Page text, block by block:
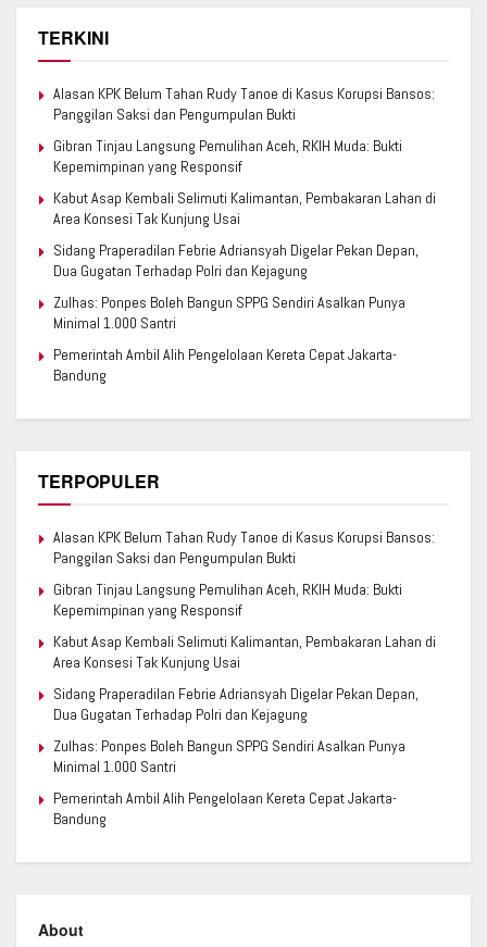
TERKINI
Alasan KPK Belum Tahan Rudy Tanoe di Kasus Korupsi Bansos:
Panggilan Saksi dan Pengumpulan Bukti
Gibran Tinjau Langsung Pemulihan Aceh, RKIH Muda: Bukti
Kepemimpinan yang Responsif
Kabut Asap Kembali Selimuti Kalimantan, Pembakaran Lahan di
Area Konsesi Tak Kunjung Usai
Sidang Praperadilan Febrie Adriansyah Digelar Pekan Depan,
Dua Gugatan Terhadap Polri dan Kejagung
Zulhas: Ponpes Boleh Bangun SPPG Sendiri Asalkan Punya
Minimal 1.000 Santri
Pemerintah Ambil Alih Pengelolaan Kereta Cepat Jakarta-
Bandung
TERPOPULER
Alasan KPK Belum Tahan Rudy Tanoe di Kasus Korupsi Bansos:
Panggilan Saksi dan Pengumpulan Bukti
Gibran Tinjau Langsung Pemulihan Aceh, RKIH Muda: Bukti
Kepemimpinan yang Responsif
Kabut Asap Kembali Selimuti Kalimantan, Pembakaran Lahan di
Area Konsesi Tak Kunjung Usai
Sidang Praperadilan Febrie Adriansyah Digelar Pekan Depan,
Dua Gugatan Terhadap Polri dan Kejagung
Zulhas: Ponpes Boleh Bangun SPPG Sendiri Asalkan Punya
Minimal 1.000 Santri
Pemerintah Ambil Alih Pengelolaan Kereta Cepat Jakarta-
Bandung
About